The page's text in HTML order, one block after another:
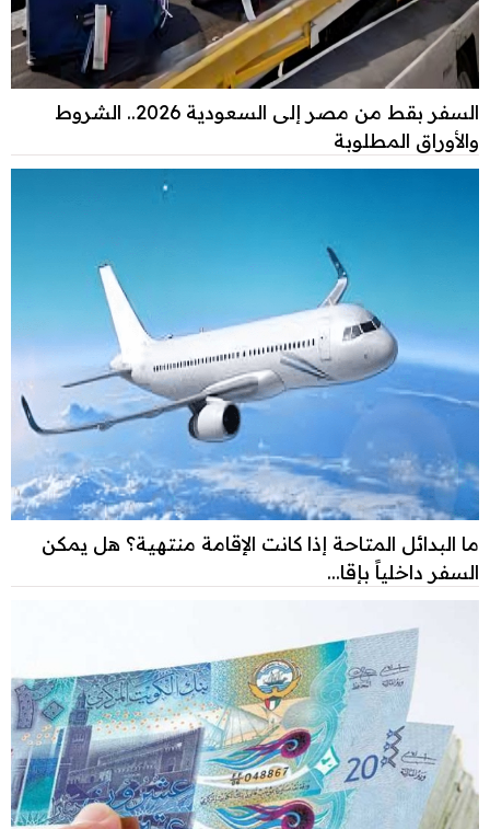
السفر بقط من مصر إلى السعودية 2026.. الشروط
والأوراق المطلوبة
ما البدائل المتاحة إذا كانت الإقامة منتهية؟ هل يمكن
السفر داخلياً بإقا...